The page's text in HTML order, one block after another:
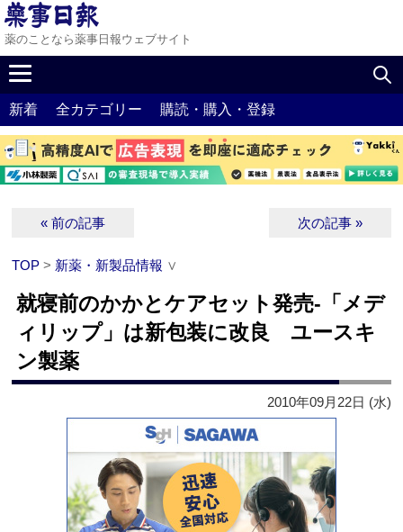
薬のことなら薬事日報ウェブサイト
新着 全カテゴリー 購読・購入・登録
« 前の記事 次の記事 »
TOP > 新薬・新製品情報 ∨
就寝前のかかとケアセット発売‐「メデ
ィリップ」は新包装に改良 ユースキ
ン製薬
2010年09月22日 (水)